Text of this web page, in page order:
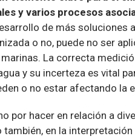
y varios procesos
de más soluciones
o no, puede no ser
La correcta
y su incerteza es vital
o no estar afectando la
por hacer en relación a
también, en la